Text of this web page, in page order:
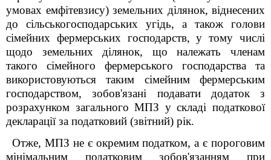
умовах емфітевзису) земельних ділянок, віднесених
до сільськогосподарських угідь, а також голови
сімейних фермерських господарств, у тому числі
щодо земельних ділянок, що належать членам
такого сімейного фермерського господарства та
використовуються таким сімейним фермерським
господарством, зобов'язані подавати додаток з
розрахунком загального МПЗ у складі податкової
декларації за податковий (звітний) рік.
Отже, МПЗ не є окремим податком, а є пороговим
мінімальним податковим зобов'язанням при